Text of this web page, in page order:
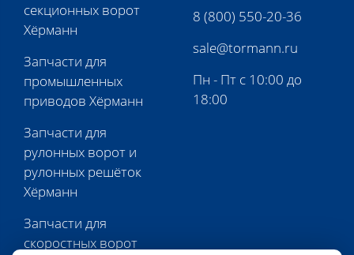
секционных ворот
Хёрманн
Запчасти для
промышленных
приводов Хёрманн
Запчасти для
рулонных ворот и
рулонных решёток
Хёрманн
Запчасти для
скоростных ворот
8 (800) 550-20-36
sale@tormann.ru
Пн - Пт с 10:00 до
18:00